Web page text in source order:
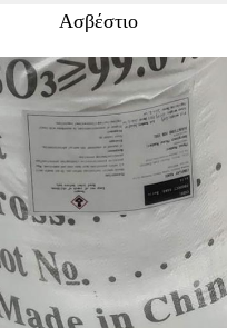
Ασβέστιο